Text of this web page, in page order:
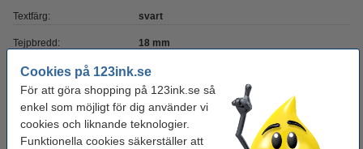
Cookies på 123ink.se
För att göra shopping på 123ink.se så
enkel som möjligt för dig använder vi
cookies och liknande teknologier.
Funktionella cookies säkerställer att
Textfärg: svart
Tejpbredd: 18 mm
Tejplängd: 8 meter
Nummer: TZe-541
Tips: Beställ multipack!